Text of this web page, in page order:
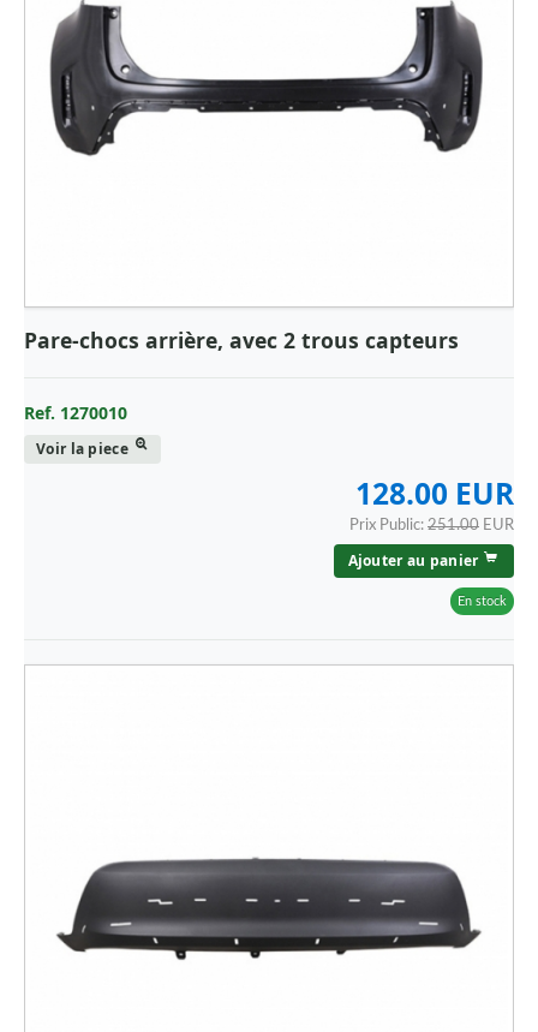
Pare-chocs arrière, avec 2 trous capteurs
Ref. 1270010
Voir la piece
128.00 EUR
Prix Public: 251.00 EUR
Ajouter au panier
En stock